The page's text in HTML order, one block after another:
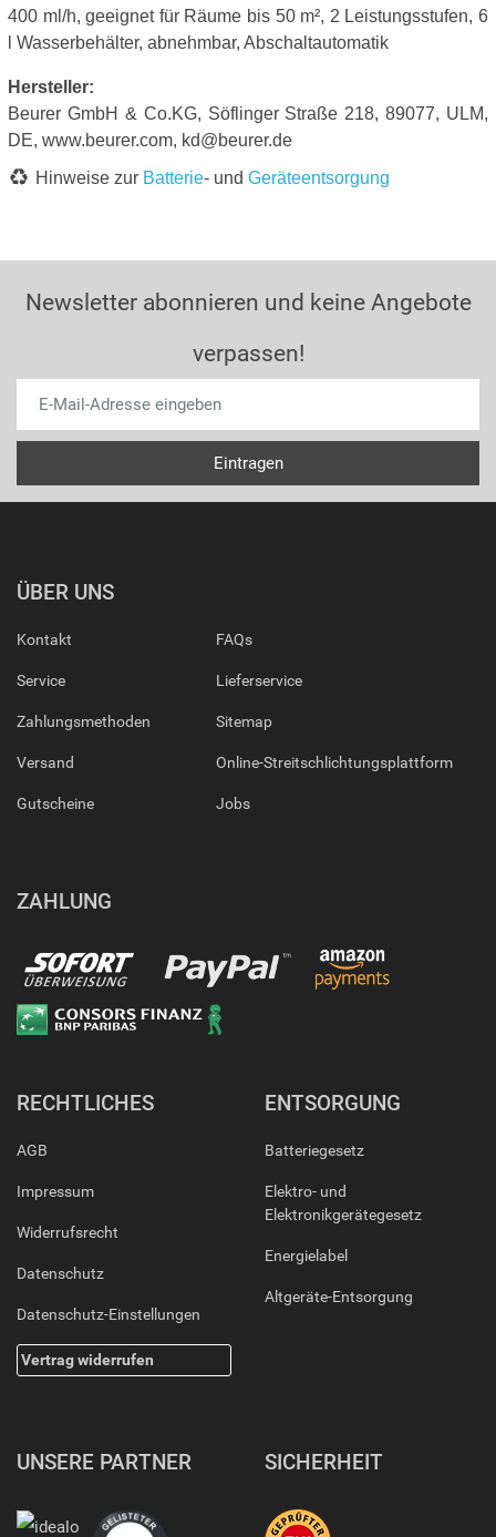
400 ml/h, geeignet für Räume bis 50 m², 2 Leistungsstufen, 6
l Wasserbehälter, abnehmbar, Abschaltautomatik
Hersteller:
Beurer GmbH & Co.KG, Söflinger Straße 218, 89077, ULM,
DE, www.beurer.com, kd@beurer.de
Hinweise zur Batterie- und Geräteentsorgung
Newsletter abonnieren und keine Angebote
verpassen!
ÜBER UNS
Kontakt
Service
Zahlungsmethoden
Versand
Gutscheine
FAQs
Lieferservice
Sitemap
Online-Streitschlichtungsplattform
Jobs
ZAHLUNG
RECHTLICHES
AGB
Impressum
Widerrufsrecht
Datenschutz
Datenschutz-Einstellungen
Vertrag widerrufen
ENTSORGUNG
Batteriegesetz
Elektro- und
Elektronikgerätegesetz
Energielabel
Altgeräte-Entsorgung
UNSERE PARTNER SICHERHEIT